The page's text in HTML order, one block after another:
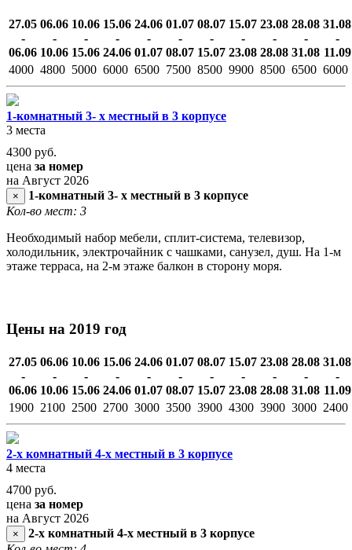
27.05
-
06.06
06.06
-
10.06
10.06
-
15.06
15.06
-
24.06
24.06
-
01.07
01.07
-
08.07
08.07
-
15.07
15.07
-
23.08
23.08
-
28.08
28.08
-
31.08
31.08
-
11.09
4000 4800 5000 6000 6500 7500 8500 9900 8500 6500 6000
1-комнатный 3- х местный в 3 корпусе
3 места
4300 руб.
цена за номер
на Август 2026
×
1-комнатный 3- х местный в 3 корпусе
Кол-во мест: 3
Необходимый набор мебели, сплит-система, телевизор,
холодильник, электрочайник с чашками, санузел, душ. На 1-м
этаже терраса, на 2-м этаже балкон в сторону моря.
Цены на 2019 год
27.05
-
06.06
06.06
-
10.06
10.06
-
15.06
15.06
-
24.06
24.06
-
01.07
01.07
-
08.07
08.07
-
15.07
15.07
-
23.08
23.08
-
28.08
28.08
-
31.08
31.08
-
11.09
1900 2100 2500 2700 3000 3500 3900 4300 3900 3000 2400
2-х комнатный 4-х местный в 3 корпусе
4 места
4700 руб.
цена за номер
на Август 2026
×
2-х комнатный 4-х местный в 3 корпусе